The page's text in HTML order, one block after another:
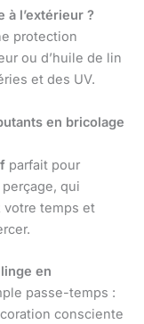
l’extérieur ?
protection
ou d’huile de lin
et des UV.
en bricolage
parfait pour
qui
votre temps et
en
passe-temps :
consciente